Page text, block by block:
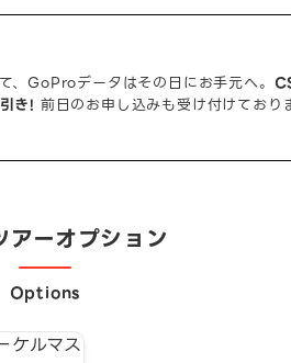
、GoProデータはその日にお手元へ。
き! 前日のお申し込みも受け付けており
アーオプション
Options